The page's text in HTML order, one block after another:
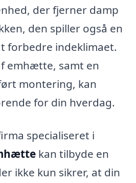
der fjerner damp
den spiller også en
forbedre indeklimaet.
emhætte, samt en
montering, kan
for din hverdag.
specialiseret i
kan tilbyde en
ikke kun sikrer, at din